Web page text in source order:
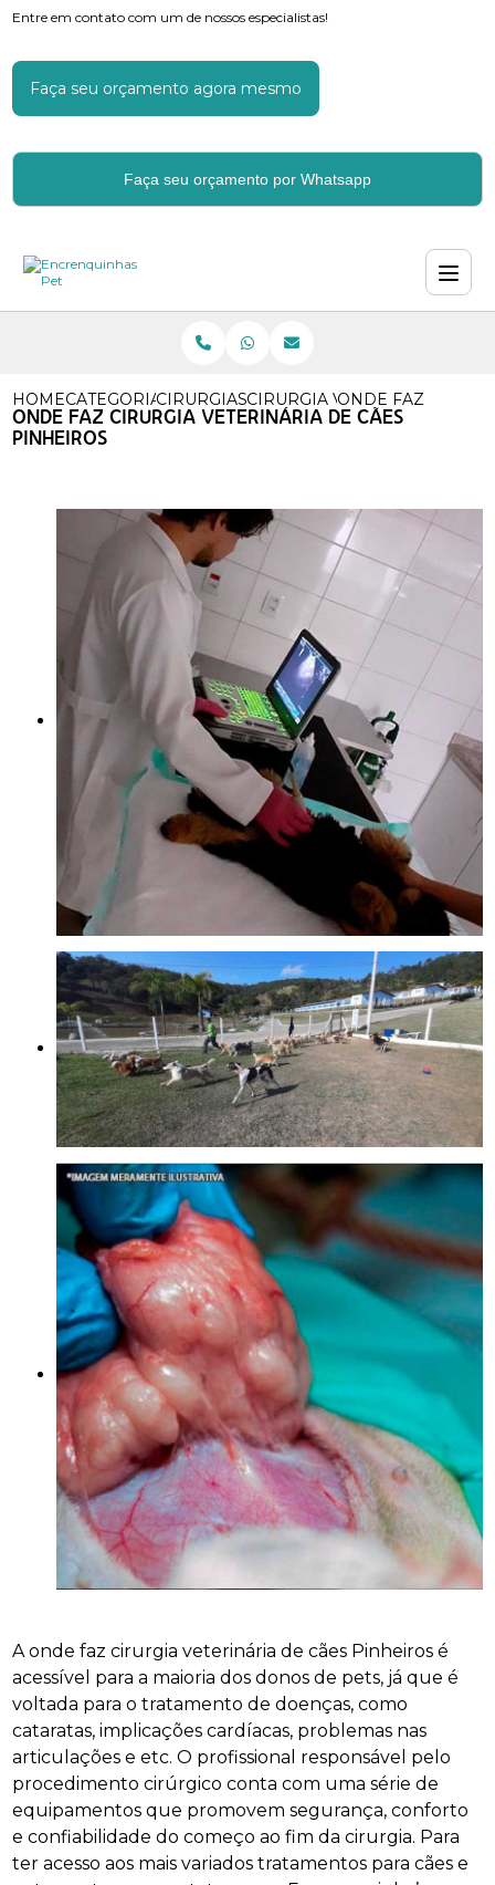
Entre em contato com um de nossos especialistas!
Faça seu orçamento agora mesmo
Faça seu orçamento por Whatsapp
HOMECATEGORIASCIRURGIAS VETERINARIAS
CIRURGIA VETERINARIA
ONDE FAZ
ONDE FAZ CIRURGIA VETERINÁRIA DE CÃES
PINHEIROS
A onde faz cirurgia veterinária de cães Pinheiros é
acessível para a maioria dos donos de pets, já que é
voltada para o tratamento de doenças, como
cataratas, implicações cardíacas, problemas nas
articulações e etc. O profissional responsável pelo
procedimento cirúrgico conta com uma série de
equipamentos que promovem segurança, conforto
e confiabilidade do começo ao fim da cirurgia. Para
ter acesso aos mais variados tratamentos para cães e